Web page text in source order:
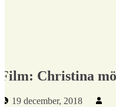
Film: Christina
Publicerad den:
19 december, 2018